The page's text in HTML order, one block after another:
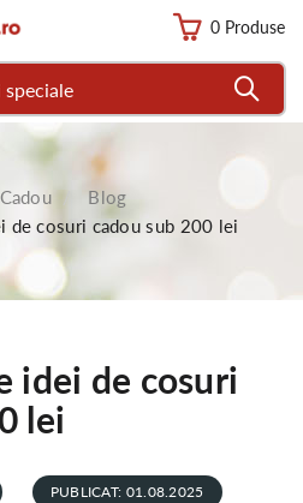
0 Produse
Blog
de cosuri cadou sub 200 lei
idei de cosuri
lei
PUBLICAT: 01.08.2025